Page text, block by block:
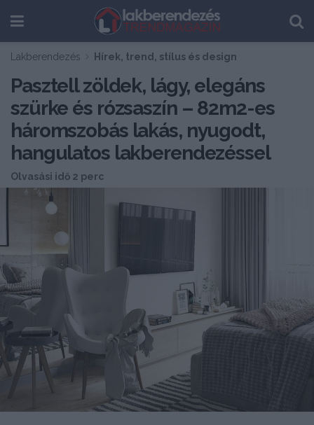
Lakberendezés Hírek, trend, stílus és design
Pasztell zöldek, lágy, elegáns
szürke és rózsaszín – 82m2-es
háromszobás lakás, nyugodt,
hangulatos lakberendezéssel
Olvasási idő 2 perc